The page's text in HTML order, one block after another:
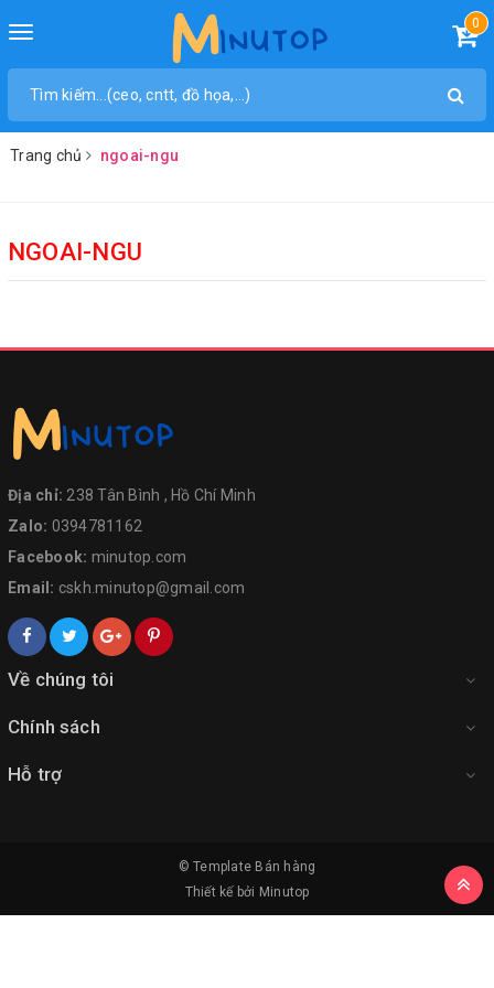
Toggle
0
Trang chủ ngoai-ngu
NGOAI-NGU
Địa chỉ: 238 Tân Bình , Hồ Chí Minh
Zalo: 0394781162
Facebook: minutop.com
Email: cskh.minutop@gmail.com
Về chúng tôi
Chính sách
Hỗ trợ
© Template Bán hàng
Thiết kế bởi Minutop